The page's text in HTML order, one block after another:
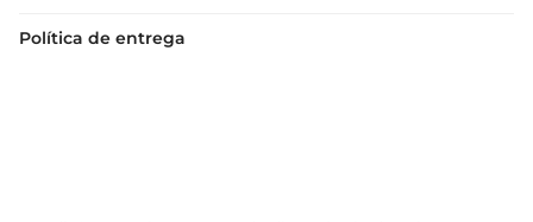
Política de entrega